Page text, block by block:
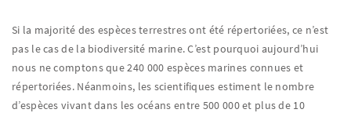
Si la majorité des espèces terrestres ont été répertoriées, ce n’est
pas le cas de la biodiversité marine. C’est pourquoi aujourd’hui
nous ne comptons que 240 000 espèces marines connues et
répertoriées. Néanmoins, les scientifiques estiment le nombre
d’espèces vivant dans les océans entre 500 000 et plus de 10